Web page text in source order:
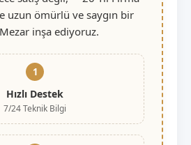
uzun ömürlü ve saygın bir
inşa ediyoruz.
1
Hızlı Destek
7/24 Teknik Bilgi